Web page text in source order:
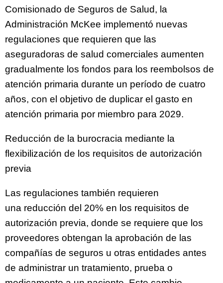
Comisionado de Seguros de Salud, la
Administración McKee implementó nuevas
regulaciones que requieren que las
aseguradoras de salud comerciales aumenten
gradualmente los fondos para los reembolsos de
atención primaria durante un período de cuatro
años, con el objetivo de duplicar el gasto en
atención primaria por miembro para 2029.
Reducción de la burocracia mediante la
flexibilización de los requisitos de autorización
previa
Las regulaciones también requieren
una reducción del 20% en los requisitos de
autorización previa, donde se requiere que los
proveedores obtengan la aprobación de las
compañías de seguros u otras entidades antes
de administrar un tratamiento, prueba o